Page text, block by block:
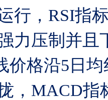
行，RSI指
力压制并且
价格沿5日
，MACD指